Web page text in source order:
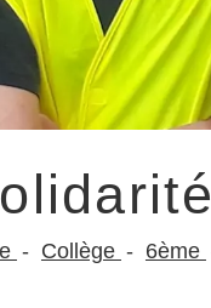
Collège 6ème